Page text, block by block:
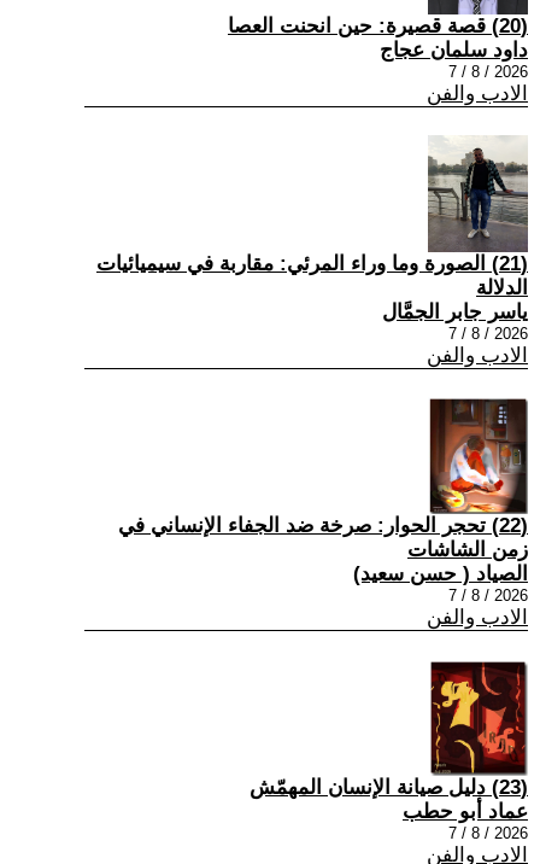
(20) قصة قصيرة: حين انحنت العصا
داود سلمان عجاج
2026 / 8 / 7
الادب والفن
(21) الصورة وما وراء المرئي: مقاربة في سيميائيات
الدلالة
ياسر جابر الجمَّال
2026 / 8 / 7
الادب والفن
(22) تحجر الحوار: صرخة ضد الجفاء الإنساني في
زمن الشاشات
الصياد ‏( حسن سعيد‏)
2026 / 8 / 7
الادب والفن
(23) دليل صيانة الإنسان المهمّش
عماد أبو حطب
2026 / 8 / 7
الادب والفن